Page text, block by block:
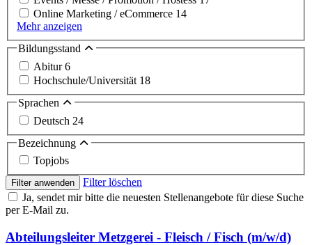
Online Marketing / eCommerce 14
Mehr anzeigen
Bildungsstand
Abitur6
Hochschule/Universität 18
Sprachen
Deutsch 24
Bezeichnung
Topjobs
Filter anwenden
Filter löschen
Ja, sendet mir bitte die neuesten Stellenangebote für diese Suche
per E-Mail zu.
Abteilungsleiter Metzgerei - Fleisch / Fisch (m/w/d)